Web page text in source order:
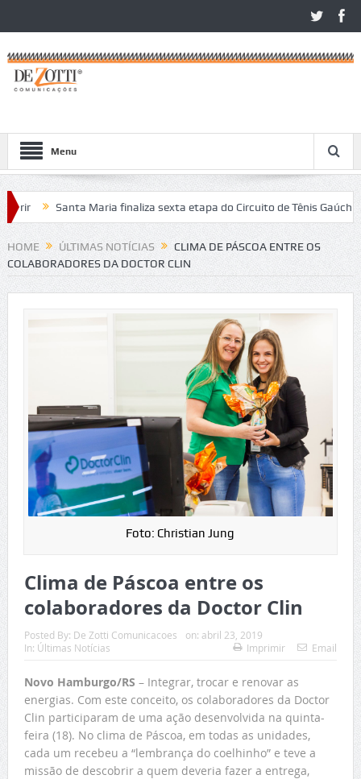
Menu
Santa Maria finaliza sexta etapa do Circuito de Tênis Gaúcho
no São Léo Open 2026
HOME ÚLTIMAS NOTÍCIAS
CLIMA DE PÁSCOA ENTRE OS
COLABORADORES DA DOCTOR CLIN
Foto: Christian Jung
Clima de Páscoa entre os
colaboradores da Doctor Clin
Posted By: De Zotti Comunicacoes on: abril 23, 2019
In: Últimas Notícias Imprimir Email
Novo Hamburgo/RS – Integrar, trocar e renovar as
energias. Com este conceito, os colaboradores da Doctor
Clin participaram de uma ação desenvolvida na quinta-
feira (18). No clima de Páscoa, em todas as unidades,
cada um recebeu a “lembrança do coelhinho” e teve a
missão de descobrir a quem deveria fazer a entrega,